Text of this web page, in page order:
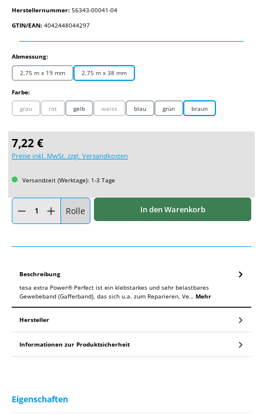
Herstellernummer: 56343-00041-04
GTIN/EAN: 4042448044297
Abmessung:auswählen
2,75 m x 19 mm 2,75 m x 38 mm
Farbe:auswählen
grau
(Diese Option ist zurzeit nicht verfügbar.)
rot
(Diese Option ist zurzeit nicht verfügbar.)
gelb weiss
(Diese Option ist zurzeit nicht verfügbar.)
blau grün braun
Regulärer Preis:
7,22 €
Preise inkl. MwSt. zzgl. Versandkosten
Versandzeit (Werktage): 1-3 Tage
Produkt Anzahl: Gib den gewünschten Wert ein oder benutze die Schaltflächen
Rolle In den Warenkorb
Beschreibung
tesa extra Power® Perfect ist ein klebstarkes und sehr belastbares
Gewebeband (Gafferband), das sich u.a. zum Reparieren, Ve… Mehr
Hersteller
Informationen zur Produktsicherheit
Eigenschaften